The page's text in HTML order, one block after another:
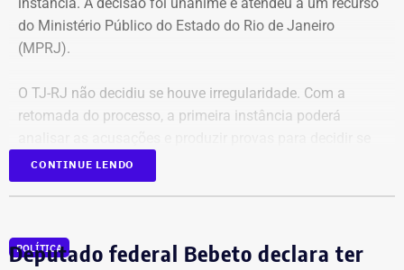
instância. A decisão foi unânime e atendeu a um recurso
do Ministério Público do Estado do Rio de Janeiro
(MPRJ).
O TJ-RJ não decidiu se houve irregularidade. Com a
retomada do processo, a primeira instância poderá
houve uso indevido da publicidade oficial.
A ação popular, apresentada pelo advogado Fernando
CONTINUE LENDO
POLÍTICA
Deputado federal Bebeto declara ter